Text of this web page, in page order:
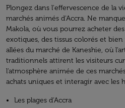
Plongez dans l'effervescence de la
marchés animés d'Accra. Ne
Makola, où vous pourrez acheter
exotiques, des tissus colorés et bien
allées du marché de Kaneshie, où
traditionnels attirent les visiteurs
l'atmosphère animée de ces
achats uniques et interagir avec les
Les plages d’Accra